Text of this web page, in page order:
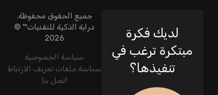
جميع الحقوق محفوظة.
دراية الذكية للتقنيات™ ©
2026
سياسة الخصوصية
سياسة ملفات تعريف الارتباط
اتصل بنا
لديك فكرة
مبتكرة ترغب في
تنفيذها؟